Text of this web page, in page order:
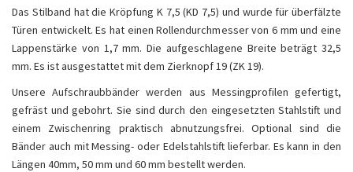
Das Stilband hat die Kröpfung K 7,5 (KD 7,5) und wurde für überfälzte
Türen entwickelt. Es hat einen Rollendurchmesser von 6 mm und eine
Lappenstärke von 1,7 mm. Die aufgeschlagene Breite beträgt 32,5
mm. Es ist ausgestattet mit dem Zierknopf 19 (ZK 19).
Unsere Aufschraubbänder werden aus Messingprofilen gefertigt,
gefräst und gebohrt. Sie sind durch den eingesetzten Stahlstift und
einem Zwischenring praktisch abnutzungsfrei. Optional sind die
Bänder auch mit Messing- oder Edelstahlstift lieferbar. Es kann in den
Längen 40mm, 50 mm und 60 mm bestellt werden.